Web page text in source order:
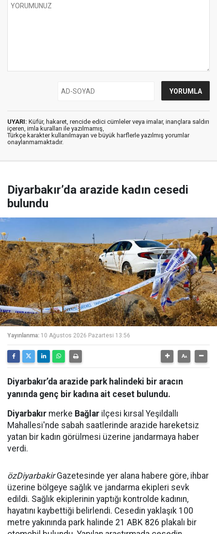
UYARI: Küfür, hakaret, rencide edici cümleler veya imalar, inançlara saldırı
içeren, imla kuralları ile yazılmamış,
Türkçe karakter kullanılmayan ve büyük harflerle yazılmış yorumlar
onaylanmamaktadır.
Diyarbakır’da arazide kadın cesedi
bulundu
Yayınlanma: 10 Ağustos 2026 Pazartesi 13:56
Diyarbakır’da arazide park halindeki bir aracın
yanında genç bir kadına ait ceset bulundu.
Diyarbakır merke Bağlar ilçesi kırsal Yeşildallı
Mahallesi'nde sabah saatlerinde arazide hareketsiz
yatan bir kadın görülmesi üzerine jandarmaya haber
verdi.
özDiyarbakirGazetesinde yer alana habere göre, ihbar
üzerine bölgeye sağlık ve jandarma ekipleri sevk
edildi. Sağlık ekiplerinin yaptığı kontrolde kadının,
hayatını kaybettiği belirlendi. Cesedin yaklaşık 100
metre yakınında park halinde 21 ABK 826 plakalı bir